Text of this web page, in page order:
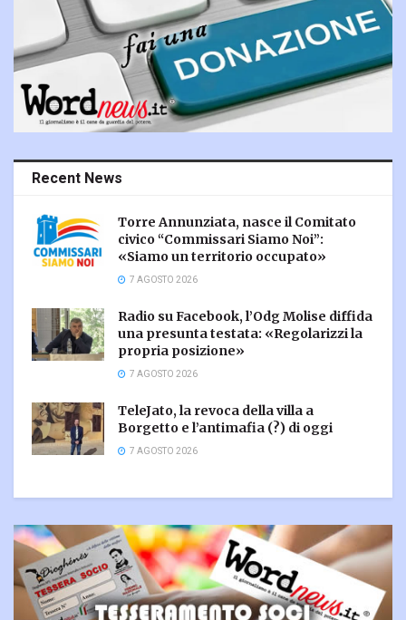
Recent News
Torre Annunziata, nasce il Comitato
civico “Commissari Siamo Noi”:
«Siamo un territorio occupato»
7 AGOSTO 2026
Radio su Facebook, l’Odg Molise diffida
una presunta testata: «Regolarizzi la
propria posizione»
7 AGOSTO 2026
TeleJato, la revoca della villa a
Borgetto e l’antimafia (?) di oggi
7 AGOSTO 2026